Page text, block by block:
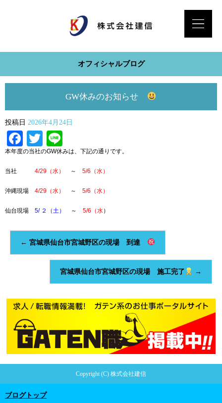
オフィシャルブログ
GW休みのお知らせ
投稿日 2026年4月24日
Facebook
Twitter
本年度の当社のGW休みは、下記の通りです。
当社 4/29（水） ～ 5/6（水）
沖縄現場 4/29（水） ～ 5/6（水）
仙台現場 5/ ２（土） ～ 5/6（水）
← 宮城県仙台市宮城野区の現場 到達
宮城県仙台市宮城野区の現場 施工完了 →
Copyright (C) 株式会社建信
ブログトップ